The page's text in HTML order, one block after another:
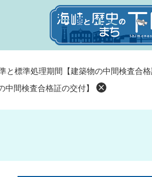
と標準処理期間【建築物の中間検査合格
間検査合格証の交付】